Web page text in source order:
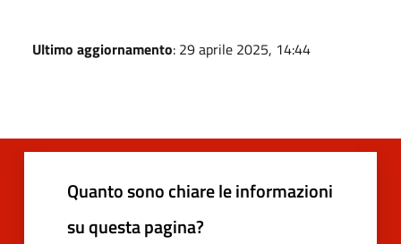
Ultimo aggiornamento: 29 aprile 2025, 14:44
Quanto sono chiare le informazioni
su questa pagina?